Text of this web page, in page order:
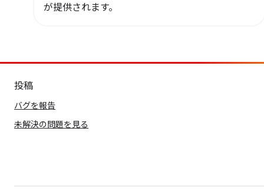
が提供されます。
投稿
バグを報告
未解決の問題を見る